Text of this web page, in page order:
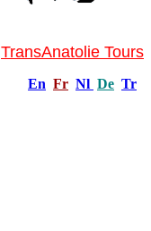
TransAnatolie Tours
En Fr Nl De Tr